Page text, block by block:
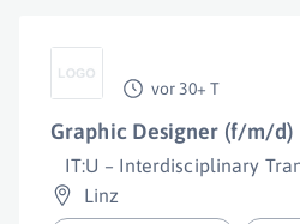
vor 30+ T
Graphic Designer (f/m/d)
IT:U – Interdisciplinary
Linz